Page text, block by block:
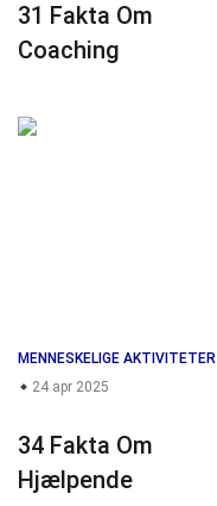
31 Fakta Om
Coaching
MENNESKELIGE AKTIVITETER
24 apr 2025
34 Fakta Om
Hjælpende